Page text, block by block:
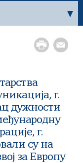
г.
дужности
г.
су на
за Европу